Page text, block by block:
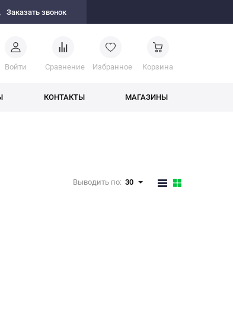
Заказать звонок
Войти Cравнение Избранное Корзина
КОНТАКТЫ МАГАЗИНЫ
Выводить по: 30